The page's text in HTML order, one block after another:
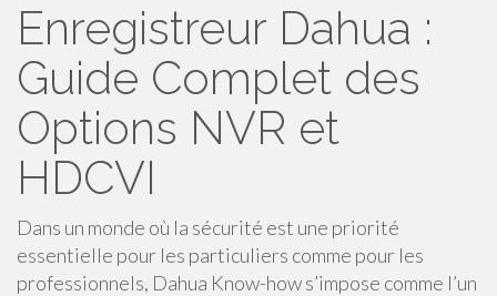
Enregistreur Dahua :
Guide Complet des
Options NVR et
HDCVI
Dans un monde où la sécurité est une priorité
essentielle pour les particuliers comme pour les
professionnels, Dahua Know-how s’impose comme l’un